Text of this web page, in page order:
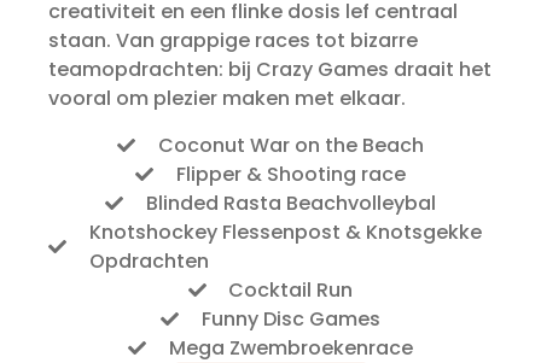
creativiteit en een flinke dosis lef centraal
staan. Van grappige races tot bizarre
teamopdrachten: bij Crazy Games draait het
vooral om plezier maken met elkaar.
Coconut War on the Beach
Flipper & Shooting race
Blinded Rasta Beachvolleybal
Knotshockey Flessenpost & Knotsgekke
Opdrachten
Cocktail Run
Funny Disc Games
Mega Zwembroekenrace